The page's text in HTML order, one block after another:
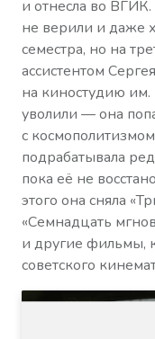
и отнесла во
не верили и даже
семестра, но на
ассистентом
на киностудию им.
уволили — она
с
подрабатывала
пока её не
этого она сняла
«Семнадцать
и другие фильмы,
советского